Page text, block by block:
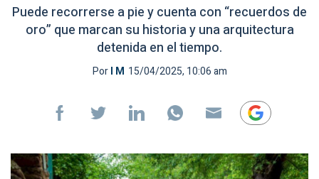
Puede recorrerse a pie y cuenta con “recuerdos de
oro” que marcan su historia y una arquitectura
detenida en el tiempo.
PorI M 15/04/2025, 10:06 am